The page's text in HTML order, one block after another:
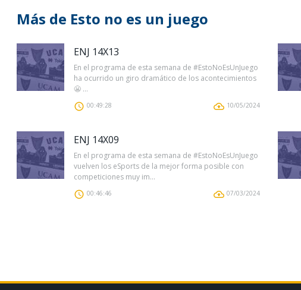
Más de Esto no es un juego
ENJ 14X13
En el programa de esta semana de #EstoNoEsUnJuego
ha ocurrido un giro dramático de los acontecimientos
😬 ...
00:49:28 10/05/2024
ENJ 14X09
En el programa de esta semana de #EstoNoEsUnJuego
vuelven los eSports de la mejor forma posible con
competiciones muy im...
00:46:46 07/03/2024